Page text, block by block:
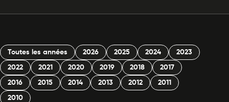
Toutes les années 2026 2025 2024 2023
2022 2021 2020 2019 2018 2017
2016 2015 2014 2013 2012 2011
2010